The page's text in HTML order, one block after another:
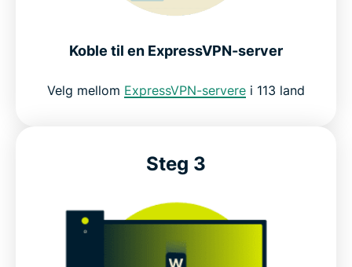
Koble til en ExpressVPN-server
Velg mellom ExpressVPN-servere i 113 land
Steg 3